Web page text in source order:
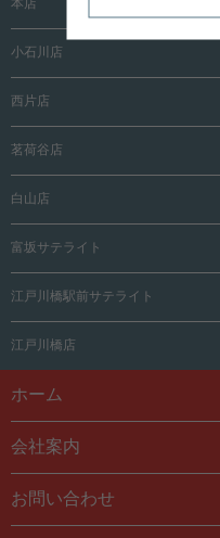
小石川店
西片店
茗荷谷店
白山店
富坂サテライト
江戸川橋駅前サテライト
江戸川橋店
ホーム
会社案内
お問い合わせ